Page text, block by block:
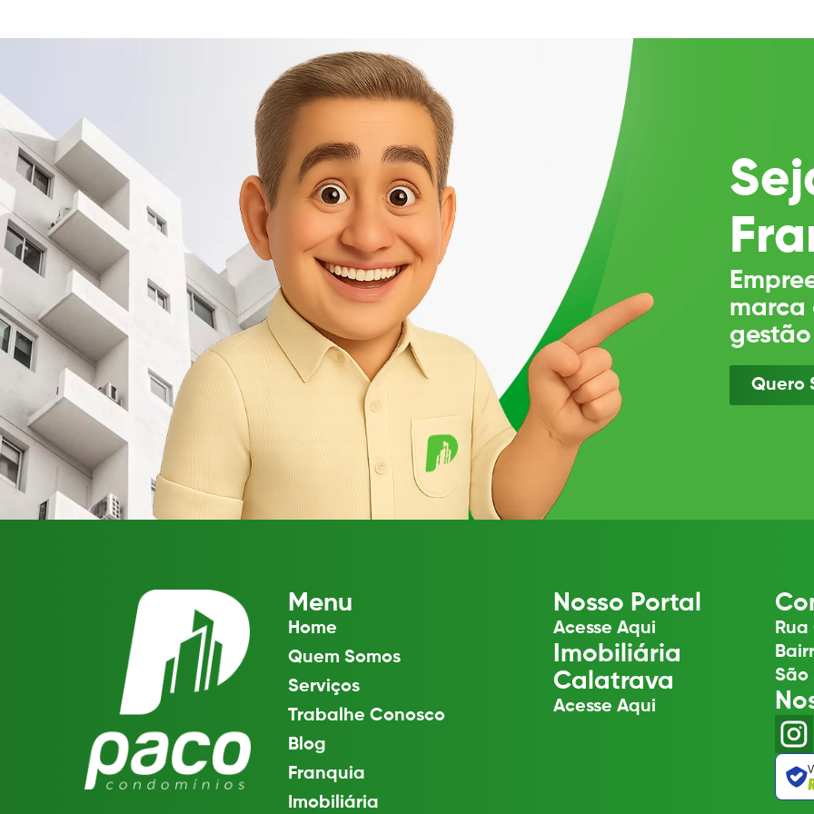
marca
Quero
Menu
Home
Quem Somos
Serviços
Trabalhe Conosco
Blog
Franquia
Imobiliária
Nosso Portal
Acesse Aqui
Imobiliária
Calatrava
Acesse Aqui
São